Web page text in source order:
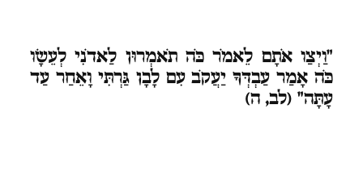
"וַיְצַו אֹתָם לֵאמֹר כֹּה תֹאמְרוּן לַאדֹנִי לְעֵשָׂו
כֹּה אָמַר עַבְדְּךָ יַעֲקֹב עִם לָבָן גַּרְתִּי וָאֵחַר עַד
עָתָּה" (לב, ה)